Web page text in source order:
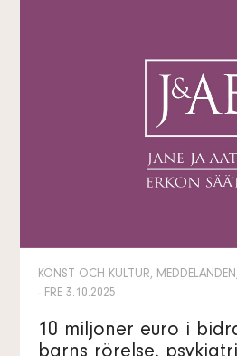
KONST OCH KULTUR,
- FRE 3.10.2025
10 miljoner euro i